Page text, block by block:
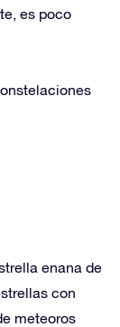
es poco
enana de
con
meteoros